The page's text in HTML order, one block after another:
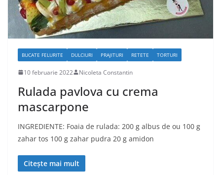
BUCATE FELURITE DULCIURI PRAJITURI RETETE TORTURI
10 februarie 2022 Nicoleta Constantin
Rulada pavlova cu crema
mascarpone
INGREDIENTE: Foaia de rulada: 200 g albus de ou 100 g
zahar tos 100 g zahar pudra 20 g amidon
Citește mai mult